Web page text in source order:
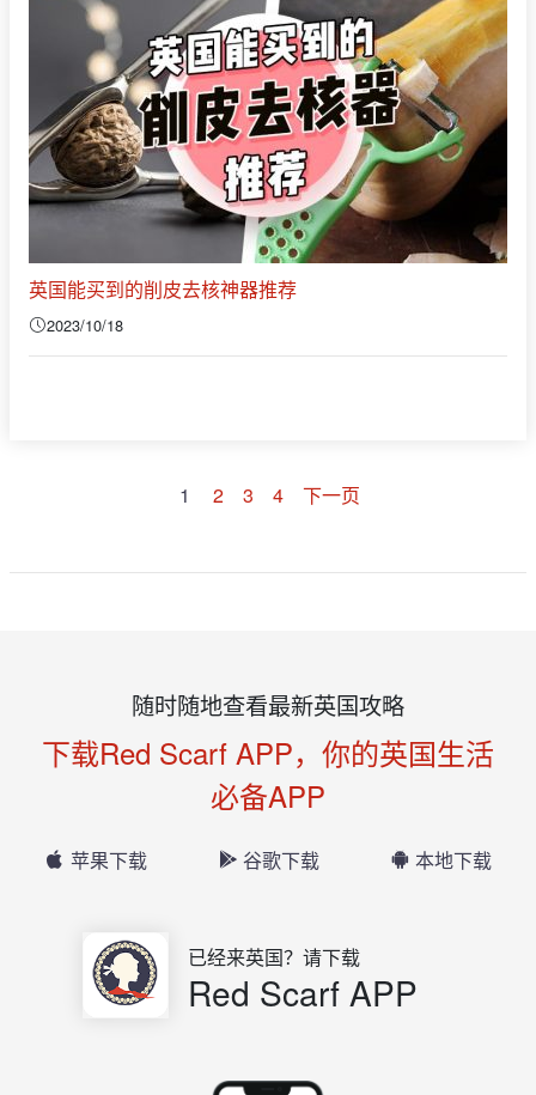
英国能买到的削皮去核神器推荐
2023/10/18
1 2 3 4 下一页
随时随地查看最新英国攻略
下载Red Scarf APP，你的英国生活
必备APP
苹果下载 谷歌下载 本地下载
已经来英国？请下载
Red Scarf APP